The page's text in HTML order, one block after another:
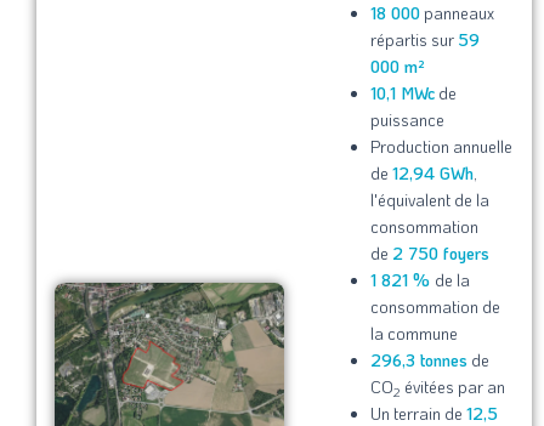
18 000panneaux
répartis sur 59
000 m²
10,1 MWc de
puissance
Production annuelle
de12,94 GWh
l'équivalent de la
consommation
de 2 750 foyers
1 821 % de la
consommation de
la commune
296,3 tonnes de
CO2 évitées par an
Un terrain de12,5